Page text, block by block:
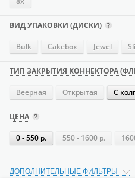
ВИД УПАКОВКИ (ДИСКИ)
Bulk Cakebox Jewel
ТИП ЗАКРЫТИЯ КОННЕКТОРА
Веерная Открытая С
ЦЕНА
0 - 550 р. 550 - 1600 р.
ДОПОЛНИТЕЛЬНЫЕ ФИЛЬТРЫ